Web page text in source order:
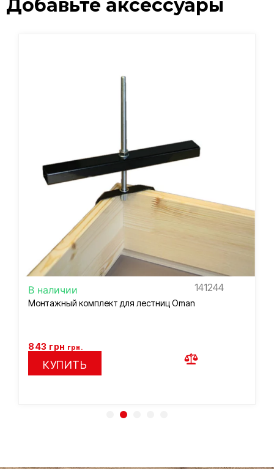
Добавьте аксессуары
В наличии 141244
Монтажный комплект для лестниц Oman
843 грн грн.
КУПИТЬ